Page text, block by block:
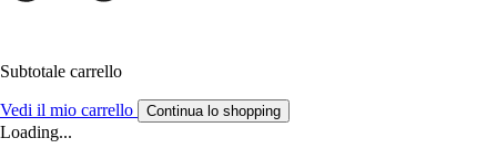
Subtotale carrello
Vedi il mio carrello Continua lo shopping
Loading...